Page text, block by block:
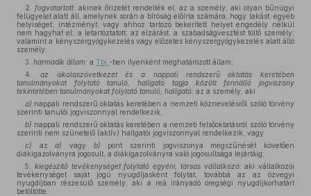
2. fogvatartott: akinek őrizetét rendelték el; az a személy, aki olyan bűnügyi
felügyelet alatt áll, amelynek során a bíróság előírta számára, hogy lakást, egyéb
helyiséget, intézményt, vagy ahhoz tartozó bekerített helyet engedély nélkül
nem hagyhat el; a letartóztatott; az elzárást, a szabadságvesztést töltő személy;
valamint a kényszergyógykezelés vagy előzetes kényszergyógykezelés alatt álló
személy;
3. harmadik állam: a Tbj. -ben ilyenként meghatározott állam;
4. az iskolaszövetkezet és a nappali rendszerű oktatás keretében
tanulmányokat folytató tanuló, hallgató tagja között fennálló jogviszony
tekintetében tanulmányokat folytató tanuló, hallgató: az a személy, aki
a) nappali rendszerű oktatás keretében a nemzeti köznevelésről szóló törvény
szerinti tanulói jogviszonnyal rendelkezik,
b) nappali rendszerű oktatás keretében a nemzeti felsőoktatásról szóló törvény
szerinti nem szünetelő (aktív) hallgatói jogviszonnyal rendelkezik, vagy
c) aza) vagy b) pont szerinti jogviszonya megszűnését követően
diákigazolványra jogosult, a diákigazolványra való jogosultsága lejártáig;
5. kiegészítő tevékenységet folytató egyéni, társas vállalkozó: aki vállalkozói
tevékenységet saját jogú nyugdíjasként folytat, továbbá az az özvegyi
nyugdíjban részesülő személy, aki a reá irányadó öregségi nyugdíjkorhatárt
betöltötte.